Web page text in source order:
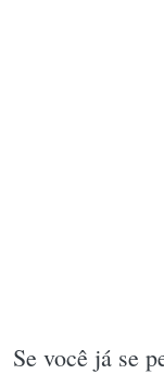
Se você já se